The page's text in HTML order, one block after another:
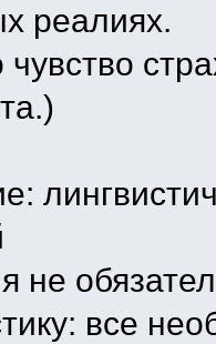
реалиях.
чувство
не
все